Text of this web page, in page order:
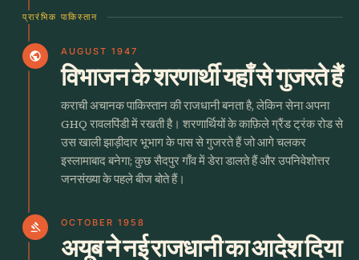
प्रारंभिक पाकिस्तान
public AUGUST 1947
विभाजन के शरणार्थी यहाँ से गुजरते हैं
कराची अचानक पाकिस्तान की राजधानी बनता है, लेकिन सेना अपना
GHQ रावलपिंडी में रखती है। शरणार्थियों के काफ़िले ग्रैंड ट्रंक रोड से
उस खाली झाड़ीदार भूभाग के पास से गुजरते हैं जो आगे चलकर
इस्लामाबाद बनेगा; कुछ सैदपुर गाँव में डेरा डालते हैं और उपनिवेशोत्तर
जनसंख्या के पहले बीज बोते हैं।
gavel OCTOBER 1958
अयूब ने नई राजधानी का आदेश दिया